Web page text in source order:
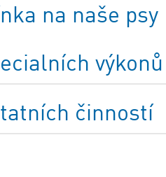
na naše psy
výkonů
činností